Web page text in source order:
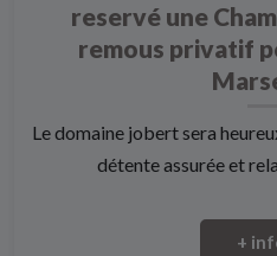
reservé une
remous privatif
Le domaine jobert sera
détente assurée et
+